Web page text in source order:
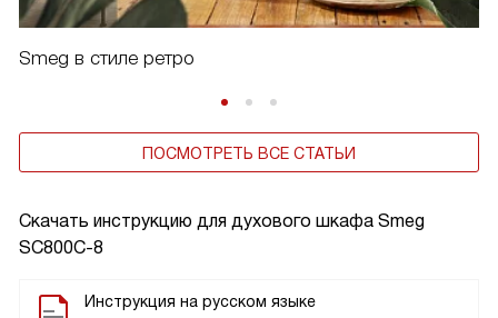
Скачать инструкцию для духового шкафа Smeg
SC800C-8
Инструкция на русском языке
Smeg в стиле ретро
ПОСМОТРЕТЬ ВСЕ СТАТЬИ